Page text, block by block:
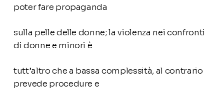
poter fare propaganda
sulla pelle delle donne; la violenza nei confronti
di donne e minori è
tutt’altro che a bassa complessità, al contrario
prevede procedure e